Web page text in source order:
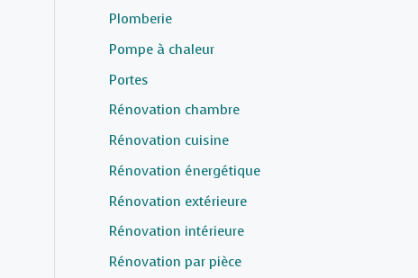
Plomberie
Pompe à chaleur
Portes
Rénovation chambre
Rénovation cuisine
Rénovation énergétique
Rénovation extérieure
Rénovation intérieure
Rénovation par pièce